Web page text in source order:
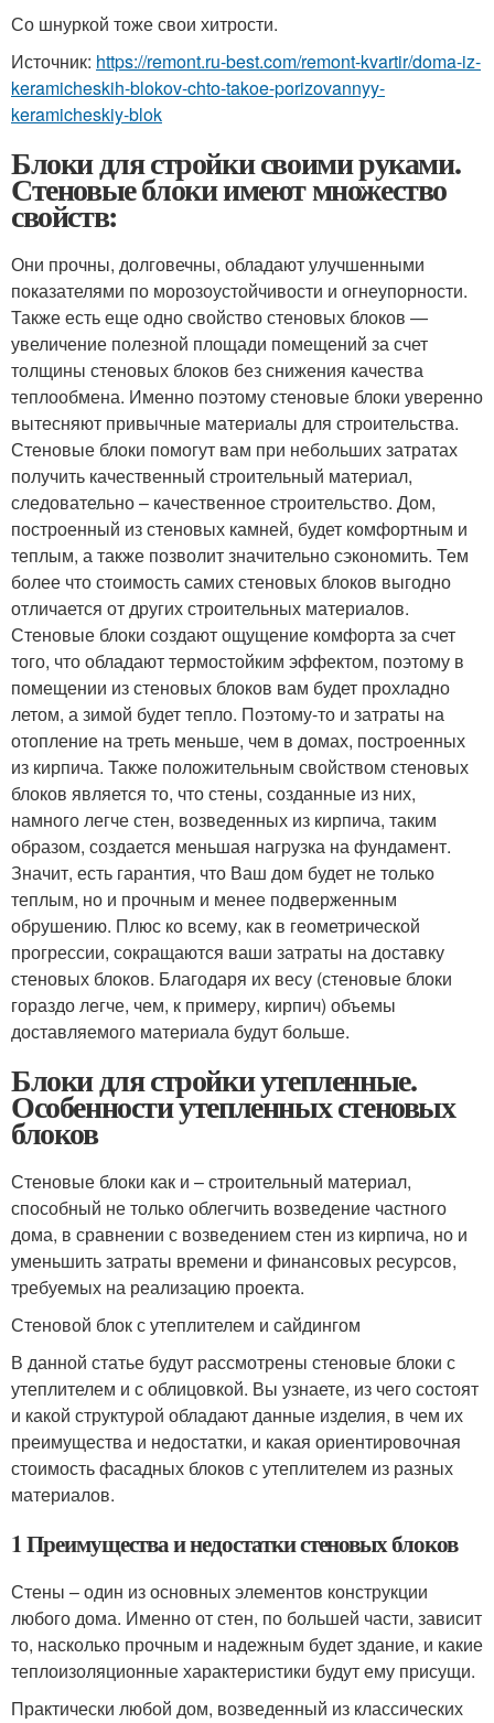
Со шнуркой тоже свои хитрости.
Источник: https://remont.ru-best.com/remont-kvartir/doma-iz-
keramicheskih-blokov-chto-takoe-porizovannyy-
keramicheskiy-blok
Блоки для стройки своими руками.
Стеновые блоки имеют множество
свойств:
Они прочны, долговечны, обладают улучшенными
показателями по морозоустойчивости и огнеупорности.
Также есть еще одно свойство стеновых блоков —
увеличение полезной площади помещений за счет
толщины стеновых блоков без снижения качества
теплообмена. Именно поэтому стеновые блоки уверенно
вытесняют привычные материалы для строительства.
Стеновые блоки помогут вам при небольших затратах
получить качественный строительный материал,
следовательно – качественное строительство. Дом,
построенный из стеновых камней, будет комфортным и
теплым, а также позволит значительно сэкономить. Тем
более что стоимость самих стеновых блоков выгодно
отличается от других строительных материалов.
Стеновые блоки создают ощущение комфорта за счет
того, что обладают термостойким эффектом, поэтому в
помещении из стеновых блоков вам будет прохладно
летом, а зимой будет тепло. Поэтому-то и затраты на
отопление на треть меньше, чем в домах, построенных
из кирпича. Также положительным свойством стеновых
блоков является то, что стены, созданные из них,
намного легче стен, возведенных из кирпича, таким
образом, создается меньшая нагрузка на фундамент.
Значит, есть гарантия, что Ваш дом будет не только
теплым, но и прочным и менее подверженным
обрушению. Плюс ко всему, как в геометрической
прогрессии, сокращаются ваши затраты на доставку
стеновых блоков. Благодаря их весу (стеновые блоки
гораздо легче, чем, к примеру, кирпич) объемы
доставляемого материала будут больше.
Блоки для стройки утепленные.
Особенности утепленных стеновых
блоков
Стеновые блоки как и – строительный материал,
способный не только облегчить возведение частного
дома, в сравнении с возведением стен из кирпича, но и
уменьшить затраты времени и финансовых ресурсов,
требуемых на реализацию проекта.
Стеновой блок с утеплителем и сайдингом
В данной статье будут рассмотрены стеновые блоки с
утеплителем и с облицовкой. Вы узнаете, из чего состоят
и какой структурой обладают данные изделия, в чем их
преимущества и недостатки, и какая ориентировочная
стоимость фасадных блоков с утеплителем из разных
материалов.
1 Преимущества и недостатки стеновых блоков
Стены – один из основных элементов конструкции
любого дома. Именно от стен, по большей части, зависит
то, насколько прочным и надежным будет здание, и какие
теплоизоляционные характеристики будут ему присущи.
Практически любой дом, возведенный из классических